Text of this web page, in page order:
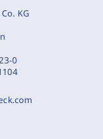
KG
0